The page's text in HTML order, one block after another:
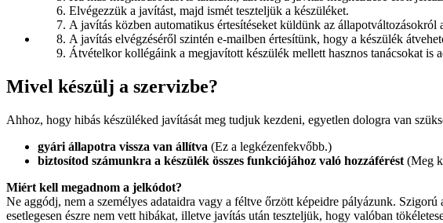
Elvégezzük a javítást, majd ismét teszteljük a készüléket.
A javítás közben automatikus értesítéseket küldünk az
A javítás elvégzéséről szintén e-mailben értesítünk, hogy a készülék
Átvételkor kollégáink a megjavított készülék mellett hasznos tanácsokat is
Mivel készülj a szervizbe?
Ahhoz, hogy hibás készüléked javítását meg tudjuk kezdeni, egyetlen dologra van
gyári állapotra vissza van állítva (Ez a legkézenfekvőbb.)
biztosítod számunkra a készülék összes funkciójához való hozzáférést (Meg
Miért kell megadnom a jelkódot?
Ne aggódj, nem a személyes adataidra vagy a féltve őrzött képeidre pályázunk.
esetlegesen észre nem vett hibákat, illetve javítás után teszteljük, hogy valóban